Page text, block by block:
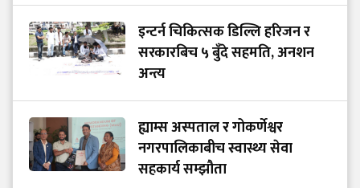
इन्टर्न चिकित्सक डिल्लि हरिजन र
सरकारबिच ५ बुँदे सहमति, अनशन
अन्त्य
ह्याम्स अस्पताल र गोकर्णेश्वर
नगरपालिकाबीच स्वास्थ्य सेवा
सहकार्य सम्झौता